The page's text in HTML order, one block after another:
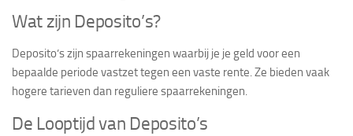
Wat zijn Deposito’s?
Deposito’s zijn spaarrekeningen waarbij je je geld voor een
bepaalde periode vastzet tegen een vaste rente. Ze bieden vaak
hogere tarieven dan reguliere spaarrekeningen.
De Looptijd van Deposito’s